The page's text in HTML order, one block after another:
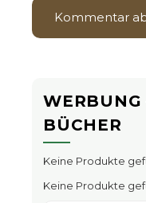
BÜCHER
Keine Produkte
Keine Produkte